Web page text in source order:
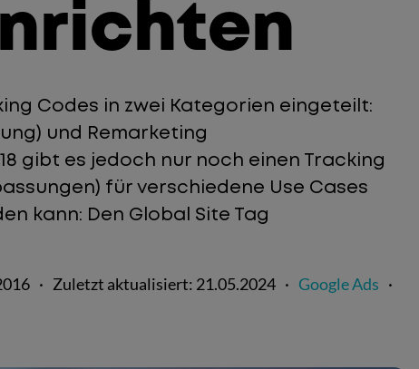
Codes in zwei Kategorien eingeteilt:
und Remarketing
gibt es jedoch nur noch einen Tracking
für verschiedene Use Cases
kann: Den Global Site Tag
· Zuletzt aktualisiert: 21.05.2024 · Google Ads ·